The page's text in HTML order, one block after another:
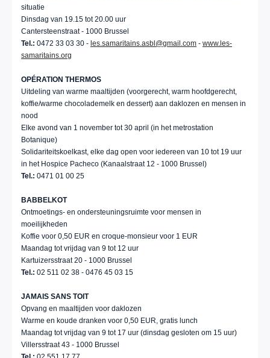
situatie
Dinsdag van 19.15 tot 20.00 uur
Cantersteenstraat - 1000 Brussel
Tel.: 0472 33 03 30 - les.samaritains.asbl@gmail.com - www.les-
samaritains.org
OPÉRATION THERMOS
Uitdeling van warme maaltijden (voorgerecht, warm hoofdgerecht,
koffie/warme chocolademelk en dessert) aan daklozen en mensen in
nood
Elke avond van 1 november tot 30 april (in het metrostation
Botanique)
Solidariteitskoelkast, elke dag open voor iedereen van 10 tot 19 uur
in het Hospice Pacheco (Kanaalstraat 12 - 1000 Brussel)
Tel.: 0471 01 00 25
BABBELKOT
Ontmoetings- en ondersteuningsruimte voor mensen in
moeilijkheden
Koffie voor 0,50 EUR en croque-monsieur voor 1 EUR
Maandag tot vrijdag van 9 tot 12 uur
Kartuizersstraat 20 - 1000 Brussel
Tel.: 02 511 02 38 - 0476 45 03 15
JAMAIS SANS TOIT
Opvang en maaltijden voor daklozen
Warme en koude dranken voor 0,50 EUR, gratis lunch
Maandag tot vrijdag van 9 tot 17 uur (dinsdag gesloten om 15 uur)
Villersstraat 43 - 1000 Brussel